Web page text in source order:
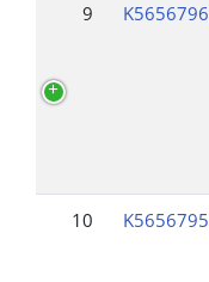
9 K5656796
10 K5656795